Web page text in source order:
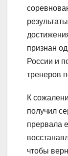
признан
России и
тренеров
К
получил
прервала
чтобы